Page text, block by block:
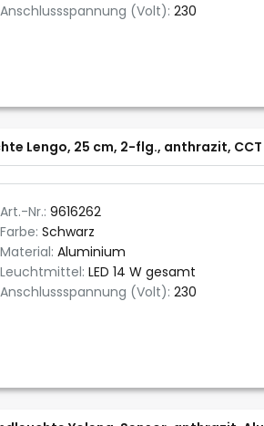
Anschlussspannung (Volt): 230
Lengo, 25 cm, 2-flg., anthrazit, CCT
Art.-Nr.: 9616262
Farbe: Schwarz
Material: Aluminium
Leuchtmittel: LED 14 W gesamt
Anschlussspannung (Volt): 230